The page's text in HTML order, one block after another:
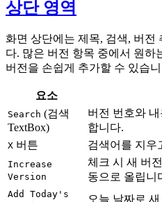
상단 영역
화면 상단에는 제목, 검색, 버전
다. 많은 버전 항목 중에서 원하
버전을 손쉽게 추가할 수 있습
요소
Search (검색
TextBox)
버전 번호와
합니다.
X 버튼 검색어를 지우
Increase
Version
체크 시 새 버
동으로 올립니
Add Today's
오늘 날짜로